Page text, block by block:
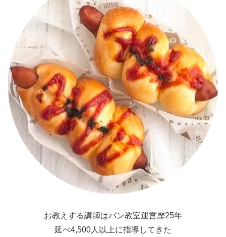
お教えする講師はパン教室運営歴25年
延べ4,500人以上に指導してきた